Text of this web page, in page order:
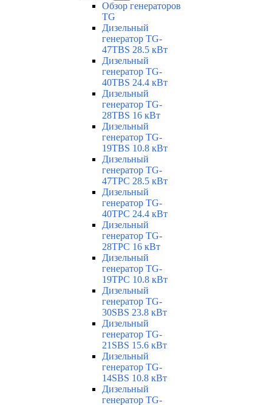
Обзор генераторов
TG
Дизельный
генератор TG-
47TBS 28.5 кВт
Дизельный
генератор TG-
40TBS 24.4 кВт
Дизельный
генератор TG-
28TBS 16 кВт
Дизельный
генератор TG-
19TBS 10.8 кВт
Дизельный
генератор TG-
47TPC 28.5 кВт
Дизельный
генератор TG-
40TPC 24.4 кВт
Дизельный
генератор TG-
28TPC 16 кВт
Дизельный
генератор TG-
19TPC 10.8 кВт
Дизельный
генератор TG-
30SBS 23.8 кВт
Дизельный
генератор TG-
21SBS 15.6 кВт
Дизельный
генератор TG-
14SBS 10.8 кВт
Дизельный
генератор TG-